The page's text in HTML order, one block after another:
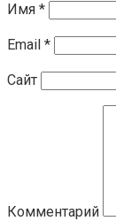
Имя *
Email *
Сайт
Комментарий